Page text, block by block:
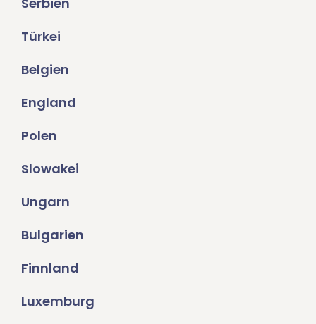
Türkei
Belgien
England
Polen
Slowakei
Ungarn
Bulgarien
Finnland
Luxemburg